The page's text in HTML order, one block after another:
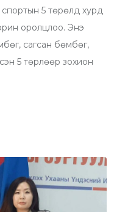
5 төрөлд хурд
оролцлоо. Энэ
сагсан бөмбөг,
5 төрлөөр зохион